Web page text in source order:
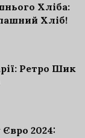
Хліба:
Хліб!
Ретро Шик
2024: